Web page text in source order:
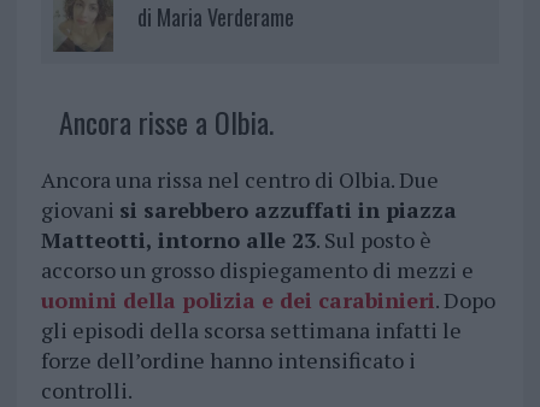
di Maria Verderame
Ancora risse a Olbia.
Ancora una rissa nel centro di Olbia. Due
giovani si sarebbero azzuffati in piazza
Matteotti, intorno alle 23. Sul posto è
accorso un grosso dispiegamento di mezzi e
uomini della polizia e dei carabinieri. Dopo
gli episodi della scorsa settimana infatti le
forze dell’ordine hanno intensificato i
controlli.